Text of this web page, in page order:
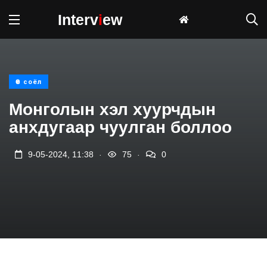
Interview
Өв соёл
Монголын хэл хуурчдын
анхдугаар чуулган боллоо
9-05-2024, 11:38 75 0